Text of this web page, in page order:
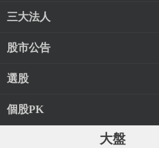
三大法人
股市公告
選股
個股PK
大盤